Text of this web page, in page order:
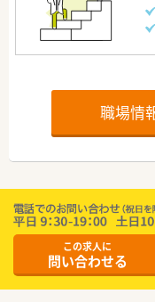
職場情
この求人に
問い合わせる